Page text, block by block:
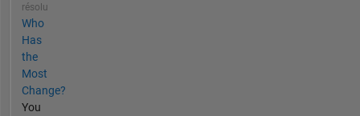
résolu
Who
Has
the
Most
Change?
You